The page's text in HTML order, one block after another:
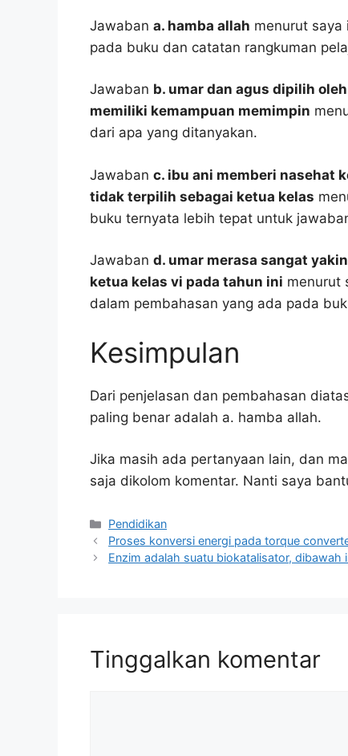
Jawaban a. hamba allah menurut saya
pada buku dan catatan rangkuman
Jawaban b. umar dan agus dipilih
memiliki kemampuan memimpin
dari apa yang ditanyakan.
Jawaban c. ibu ani memberi nasehat
tidak terpilih sebagai ketua kelas
buku ternyata lebih tepat untuk
Jawaban d. umar merasa sangat
ketua kelas vi pada tahun ini menurut
dalam pembahasan yang ada pada
Kesimpulan
Dari penjelasan dan pembahasan
paling benar adalah a. hamba allah.
Jika masih ada pertanyaan lain, dan
saja dikolom komentar. Nanti saya
Kategori
Pendidikan
Proses konversi energi pada torque
Enzim adalah suatu biokatalisator, dibawah
Tinggalkan komentar